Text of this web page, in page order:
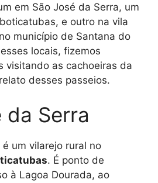
em São José da Serra, um
e outro na vila
município de Santana do
locais, fizemos
visitando as cachoeiras da
desses passeios.
da Serra
um vilarejo rural no
. É ponto de
à Lagoa Dourada, ao